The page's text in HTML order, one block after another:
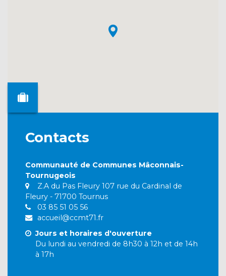
Contacts
Communauté de Communes Mâconnais-
Tournugeois
Z.A du Pas Fleury 107 rue du Cardinal de
Fleury - 71700 Tournus
03 85 51 05 56
accueil@ccmt71.fr
Jours et horaires d'ouverture
Du lundi au vendredi de 8h30 à 12h et de 14h
à 17h